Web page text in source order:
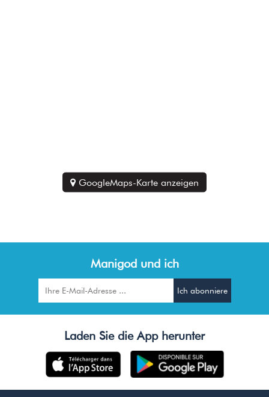
GoogleMaps-Karte anzeigen
Manigod und ich
Laden Sie die App herunter